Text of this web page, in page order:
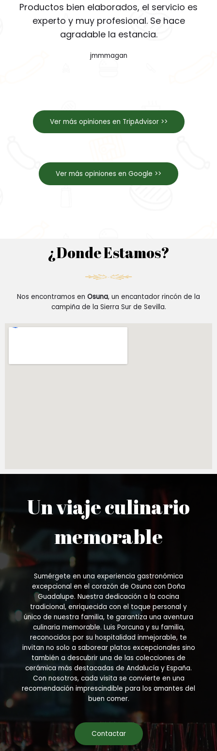
Productos bien elaborados, el servicio es
experto y muy profesional. Se hace
agradable la estancia.
jmmmagan
Ver más opiniones en TripAdvisor >>
Ver más opiniones en Google >>
¿Donde Estamos?
Nos encontramos en Osuna, un encantador rincón de la
campiña de la Sierra Sur de Sevilla.
Un viaje culinario
memorable
Sumérgete en una experiencia gastronómica
excepcional en el corazón de Osuna con Doña
Guadalupe. Nuestra dedicación a la cocina
tradicional, enriquecida con el toque personal y
único de nuestra familia, te garantiza una aventura
culinaria memorable. Luis Porcuna y su familia,
reconocidos por su hospitalidad inmejorable, te
invitan no solo a saborear platos excepcionales sino
también a descubrir una de las colecciones de
cerámica más destacadas de Andalucía y España.
Con nosotros, cada visita se convierte en una
recomendación imprescindible para los amantes del
buen comer.
Contactar